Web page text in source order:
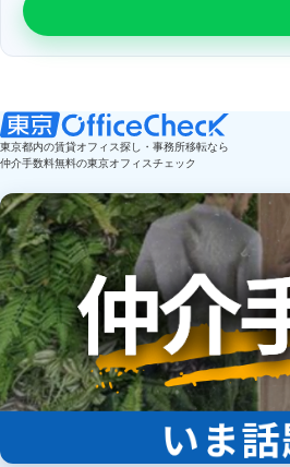
東京都内の賃貸オフィス探し・事務所移転なら
仲介手数料無料の東京オフィスチェック